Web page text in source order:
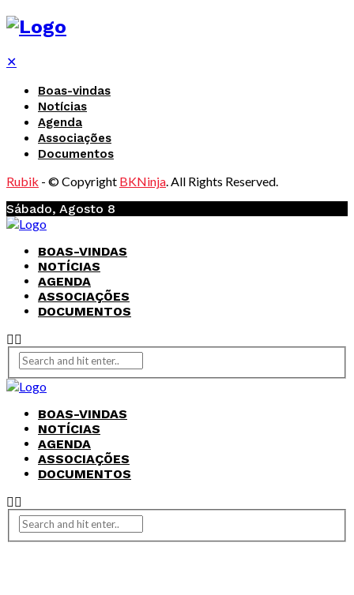
✕
Boas-vindas
Notícias
Agenda
Associações
Documentos
Rubik - © Copyright BKNinja. All Rights Reserved.
Sábado, Agosto 8
BOAS-VINDAS
NOTÍCIAS
AGENDA
ASSOCIAÇÕES
DOCUMENTOS
BOAS-VINDAS
NOTÍCIAS
AGENDA
ASSOCIAÇÕES
DOCUMENTOS